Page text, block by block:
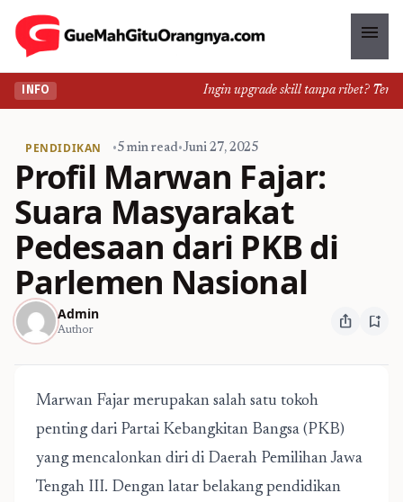
menu
INFO Ingin upgrade skill tanpa ribet?
PENDIDIKAN •5 min read•Juni 27, 2025
Profil Marwan Fajar:
Suara Masyarakat
Pedesaan dari PKB di
Parlemen Nasional
Admin
Author ios_share bookmark_add
Marwan Fajar merupakan salah satu tokoh
penting dari Partai Kebangkitan Bangsa (PKB)
yang mencalonkan diri di Daerah Pemilihan Jawa
Tengah III. Dengan latar belakang pendidikan